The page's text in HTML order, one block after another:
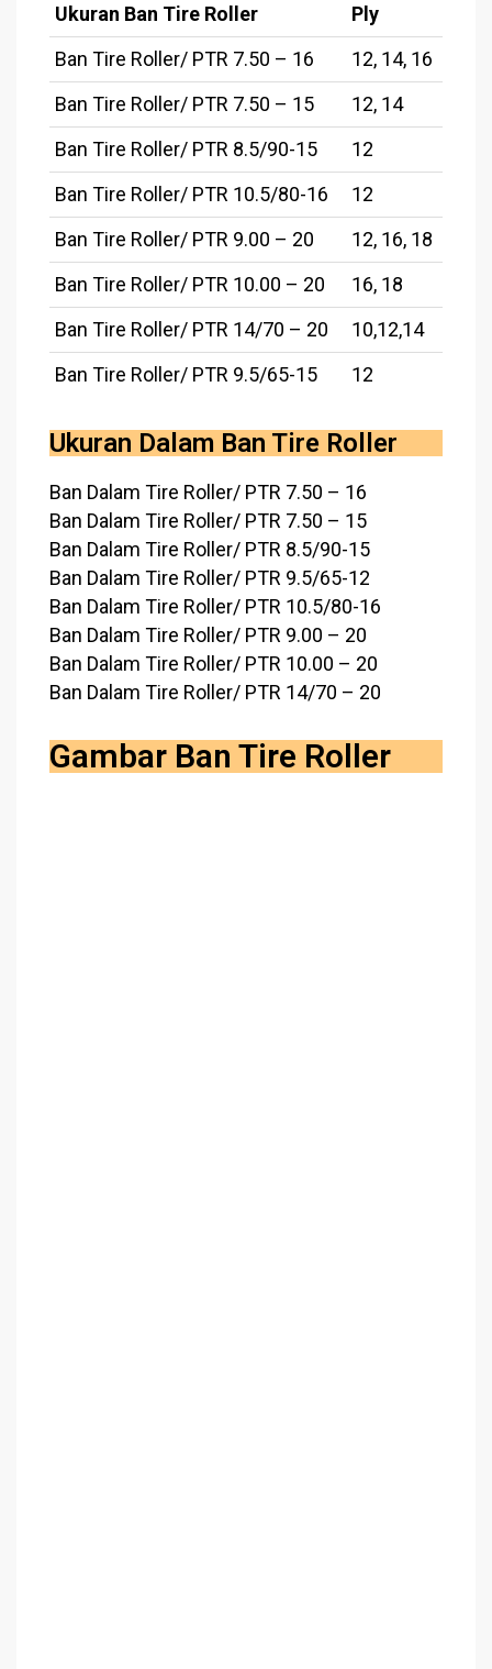
Ukuran Ban Tire Roller
Ply
Ban Tire Roller/ PTR 7.50 – 16
12, 14, 16
Ban Tire Roller/ PTR 7.50 – 15
12, 14
Ban Tire Roller/ PTR 8.5/90-15
12
Ban Tire Roller/ PTR 10.5/80-16
12
Ban Tire Roller/ PTR 9.00 – 20
12, 16, 18
Ban Tire Roller/ PTR 10.00 – 20
16, 18
Ban Tire Roller/ PTR 14/70 – 20
10,12,14
Ban Tire Roller/ PTR 9.5/65-15
12
Ukuran Dalam Ban Tire Roller
Ban Dalam Tire Roller/ PTR 7.50 – 16
Ban Dalam Tire Roller/ PTR 7.50 – 15
Ban Dalam Tire Roller/ PTR 8.5/90-15
Ban Dalam Tire Roller/ PTR 9.5/65-12
Ban Dalam Tire Roller/ PTR 10.5/80-16
Ban Dalam Tire Roller/ PTR 9.00 – 20
Ban Dalam Tire Roller/ PTR 10.00 – 20
Ban Dalam Tire Roller/ PTR 14/70 – 20
Gambar Ban Tire Roller